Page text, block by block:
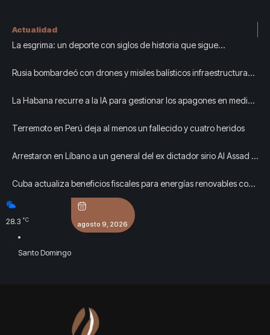
Actualidad
La esgrima: un deporte con siglos de historia que sigue
Rusia bombardeó con drones y misiles balísticos infraestructura
La Habana recurre a la IA para gestionar los apagones en medio
Terremoto en Perú deja al menos un fallecido y cuatro heridos
Arrestaron en Líbano a un general del ex dictador sirio Al Assad y
Cuba actualiza beneficios fiscales para energías renovables con
alcance a sectores estatal y no estatal (+ Video)
28.3 °C
Santo Domingo
agosto 9, 2026